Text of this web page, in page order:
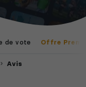
de vote Offre
Avis